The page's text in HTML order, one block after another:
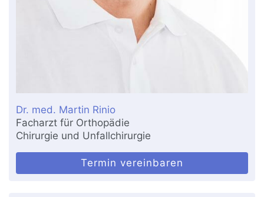
Dr. med. Martin Rinio
Facharzt für Orthopädie
Chirurgie und Unfallchirurgie
Termin vereinbaren